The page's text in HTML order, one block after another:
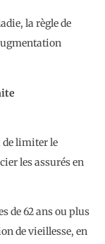
la règle de
de limiter le
les assurés en
de 62 ans ou plus
de vieillesse, en